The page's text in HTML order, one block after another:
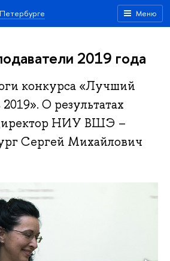
Меню
2019 года
конкурса «Лучший
О результатах
директор НИУ ВШЭ –
Сергей Михайлович